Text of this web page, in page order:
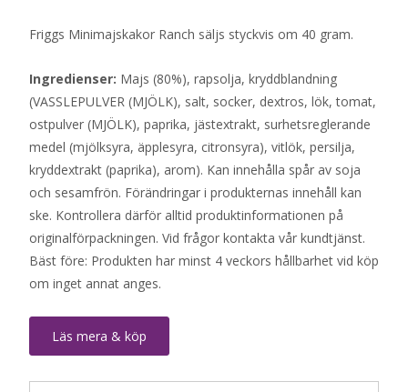
Friggs Minimajskakor Ranch säljs styckvis om 40 gram.
Ingredienser: Majs (80%), rapsolja, kryddblandning
(VASSLEPULVER (MJÖLK), salt, socker, dextros, lök, tomat,
ostpulver (MJÖLK), paprika, jästextrakt, surhetsreglerande
medel (mjölksyra, äpplesyra, citronsyra), vitlök, persilja,
kryddextrakt (paprika), arom). Kan innehålla spår av soja
och sesamfrön. Förändringar i produkternas innehåll kan
ske. Kontrollera därför alltid produktinformationen på
originalförpackningen. Vid frågor kontakta vår kundtjänst.
Bäst före: Produkten har minst 4 veckors hållbarhet vid köp
om inget annat anges.
Läs mera & köp